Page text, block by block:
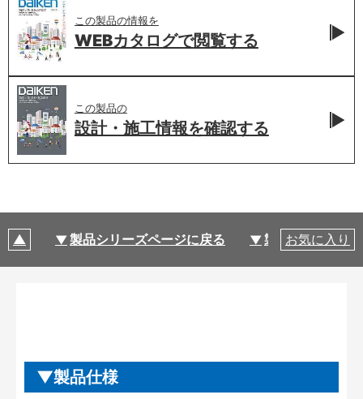
この製品の情報を
WEBカタログで閲覧する
この製品の
設計・施工情報を確認する
製品シリーズページに戻る 製品仕様
お気に入り
製品仕様